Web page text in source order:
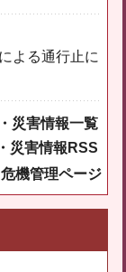
よる通行止に
災害情報一覧
災害情報RSS
機管理ページ